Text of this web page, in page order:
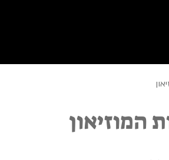
המוזיאון